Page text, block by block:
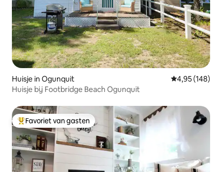
Huisje in Ogunquit Gemiddelde
4,95 (148)
Huisje bij Footbridge Beach Ogunquit
Topfavoriet van gasten
Favoriet van gasten